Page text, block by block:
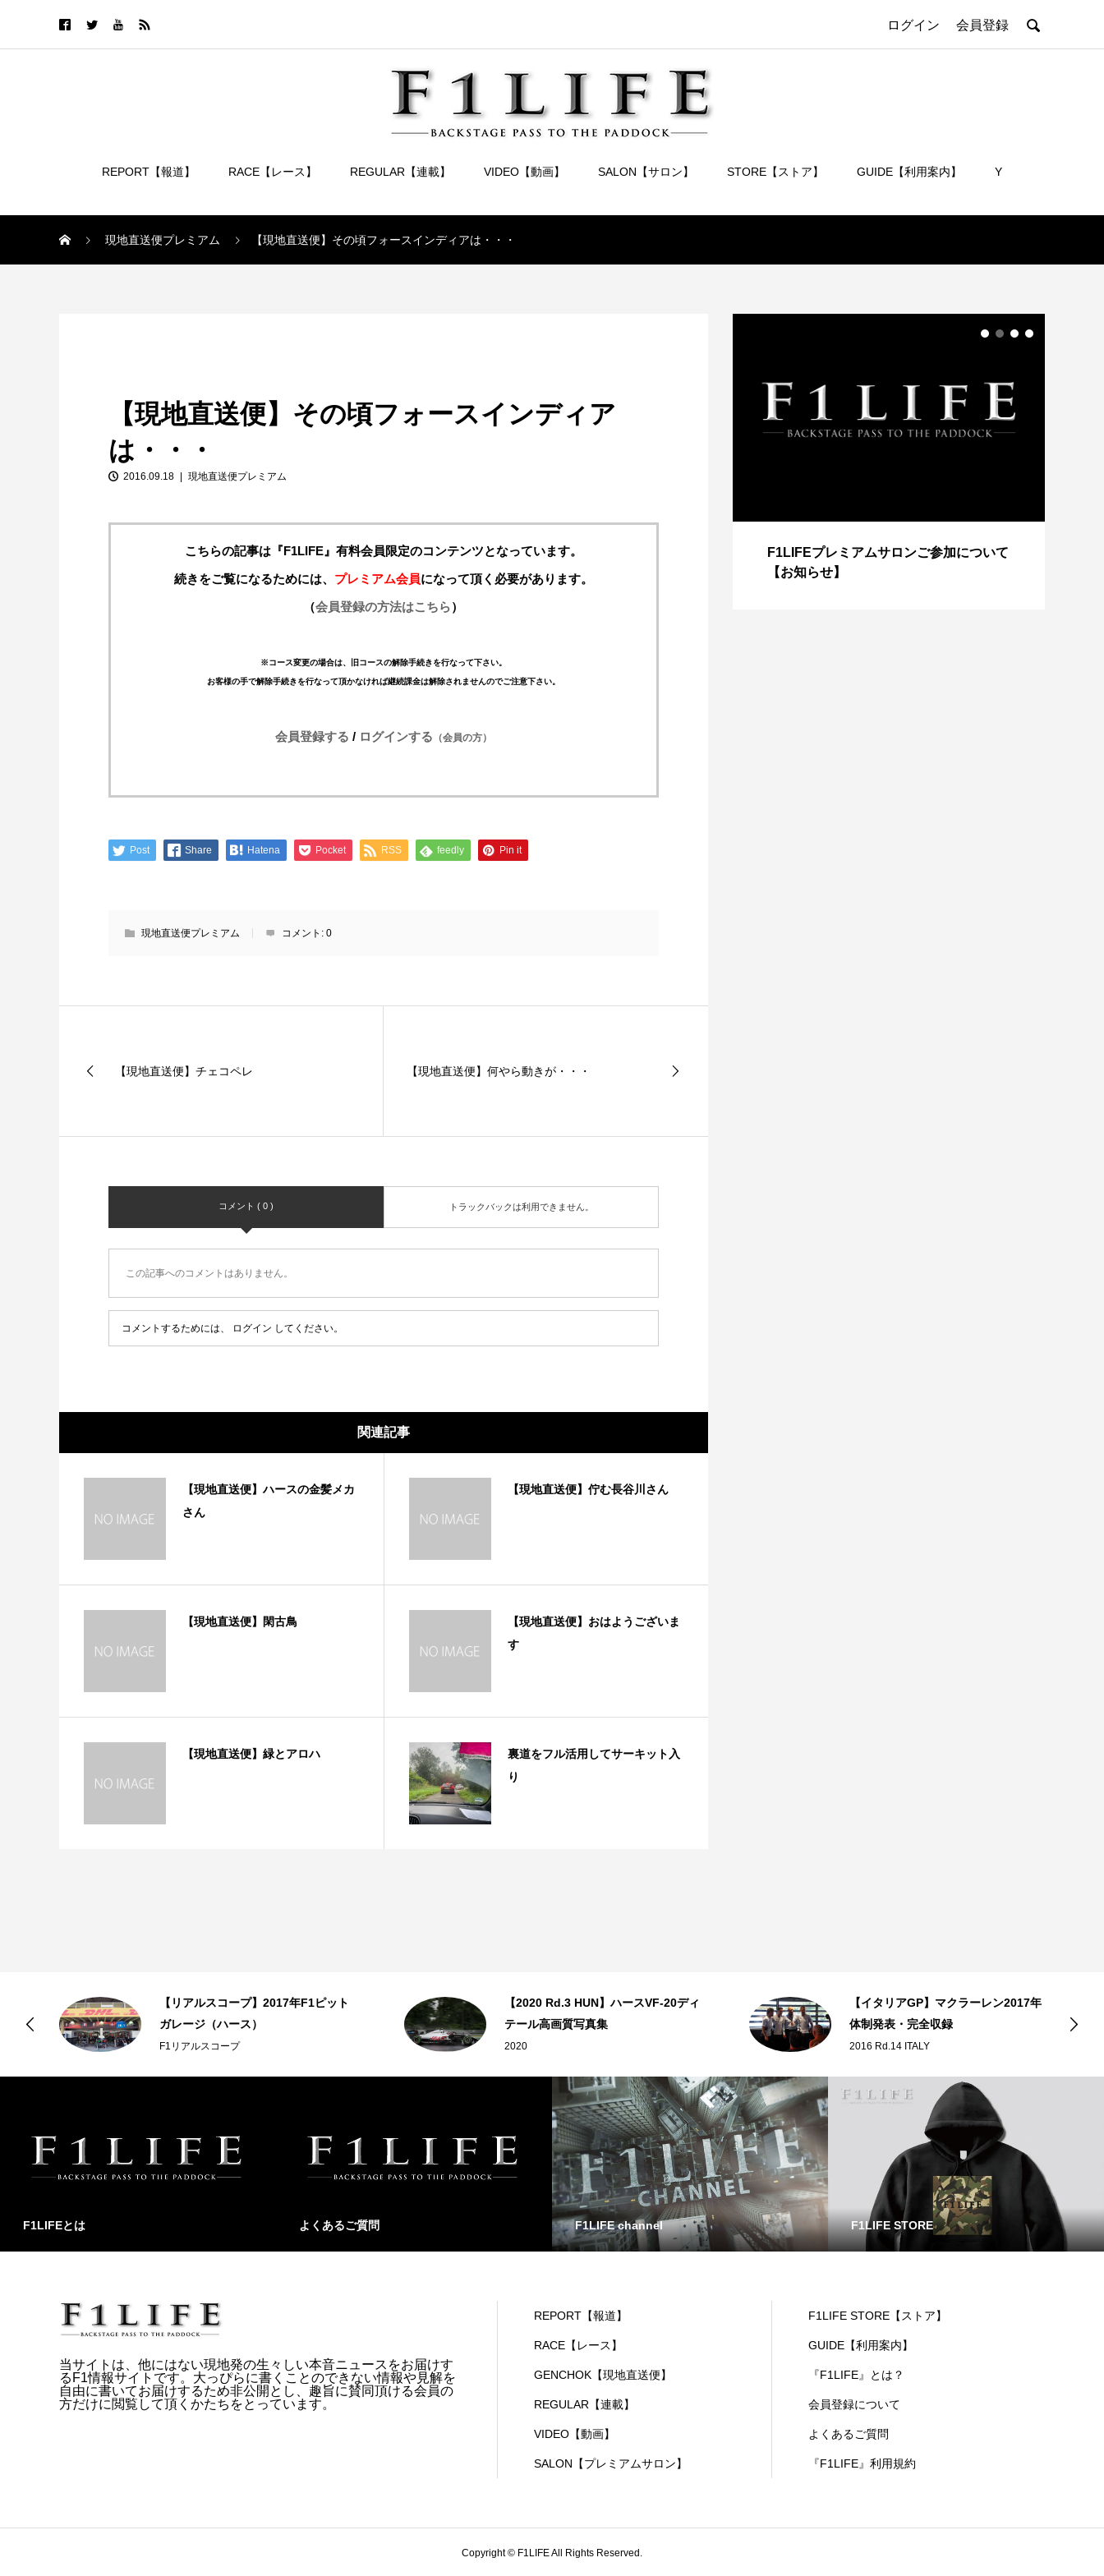
ログイン 会員登録 
REPORT【報道】 RACE【レース】 REGULAR【連載】 VIDEO【動画】 SALON【サロン】 STORE【ストア】 GUIDE【利用案内】 Y
現地直送便プレミアム 【現地直送便】その頃フォースインディアは・・・
【現地直送便】その頃フォースインディア
は・・・
2016.09.18 現地直送便プレミアム
こちらの記事は『F1LIFE』有料会員限定のコンテンツとなっています。
続きをご覧になるためには、 プレミアム会員になって頂く必要があります。
（会員登録の方法はこちら）
※コース変更の場合は、旧コースの解除手続きを行なって下さい。
お客様の手で解除手続きを行なって頂かなければ継続課金は解除されませんのでご注意下さい。
会員登録する / ログインする （会員の方）
Post Share Hatena Pocket RSS feedly Pin it
現地直送便プレミアム コメント: 0
【現地直送便】チェコペレ 【現地直送便】何やら動きが・・・
コメント ( 0 ) トラックバックは利用できません。
この記事へのコメントはありません。
コメントするためには、 ログイン してください。
関連記事
【現地直送便】ハースの金髪メカ
さん
【現地直送便】佇む長谷川さん
【現地直送便】閑古鳥
【現地直送便】おはようございま
す
【現地直送便】緑とアロハ
裏道をフル活用してサーキット入
り
【特別企画】2026年ホンダの現在地
①「アストンマーティンとの交渉4...
【特別記事】レーシングブルズ、
F1LIFEプレミアムサロンご参加について
【お知らせ】
【リアルスコープ】2017年F1ピット
ガレージ（ハース）
F1リアルスコープ
【2020 Rd.3 HUN】ハースVF-20ディ
テール高画質写真集
2020
【イタリアGP】マクラーレン2017年
体制発表・完全収録
2016 Rd.14 ITALY
F1LIFEとは よくあるご質問 F1LIFE channel F1LIFE STORE
当サイトは、他にはない現地発の生々しい本音ニュースをお届けす
るF1情報サイトです。大っぴらに書くことのできない情報や見解を
自由に書いてお届けするため非公開とし、趣旨に賛同頂ける会員の
方だけに閲覧して頂くかたちをとっています。
REPORT【報道】
RACE【レース】
GENCHOK【現地直送便】
REGULAR【連載】
VIDEO【動画】
SALON【プレミアムサロン】
F1LIFE STORE【ストア】
GUIDE【利用案内】
『F1LIFE』とは？
会員登録について
よくあるご質問
『F1LIFE』利用規約
Copyright © F1LIFE All Rights Reserved.